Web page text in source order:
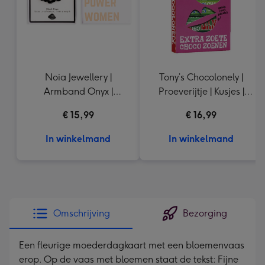
Noia Jewellery |
Armband Onyx |
€ 15,99
In winkelmand
Tony’s Chocolonely |
Proeverijtje | Kusjes |
€ 16,99
In winkelmand
Omschrijving Bezorging
Een fleurige moederdagkaart met een bloemenvaas
erop. Op de vaas met bloemen staat de tekst: Fijne